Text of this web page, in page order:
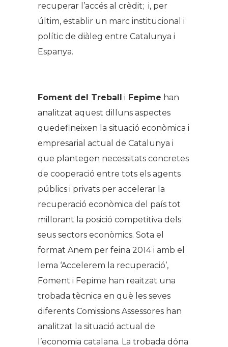
recuperar l’accés al crèdit; i, per
últim, establir un marc institucional i
polític de diàleg entre Catalunya i
Espanya.
Foment del Treball i Fepime han
analitzat aquest dilluns aspectes
quedefineixen la situació econòmica i
empresarial actual de Catalunya i
que plantegen necessitats concretes
de cooperació entre tots els agents
públics i privats per accelerar la
recuperació econòmica del país tot
millorant la posició competitiva dels
seus sectors econòmics. Sota el
format Anem per feina 2014 i amb el
lema ‘Accelerem la recuperació’,
Foment i Fepime han reaitzat una
trobada tècnica en què les seves
diferents Comissions Assessores han
analitzat la situació actual de
l’economia catalana. La trobada dóna